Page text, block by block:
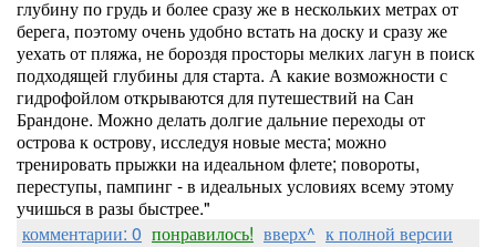
глубину по грудь и более сразу же в нескольких метрах от
берега, поэтому очень удобно встать на доску и сразу же
уехать от пляжа, не бороздя просторы мелких лагун в поиск
подходящей глубины для старта. А какие возможности с
гидрофойлом открываются для путешествий на Сан
Брандоне. Можно делать долгие дальние переходы от
острова к острову, исследуя новые места; можно
тренировать прыжки на идеальном флете; повороты,
переступы, пампинг - в идеальных условиях всему этому
учишься в разы быстрее."
комментарии: 0 понравилось! вверх^ к полной версии